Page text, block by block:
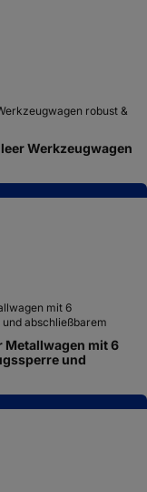
Werkzeugwagen
Metallwagen mit 6
und